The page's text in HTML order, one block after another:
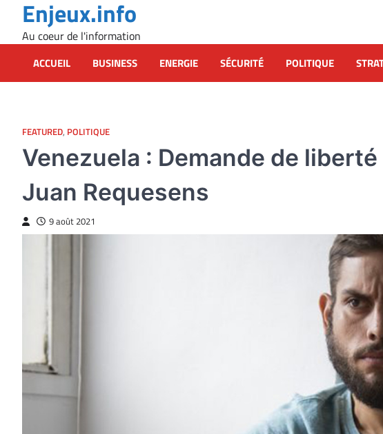
content
Enjeux.info
Au coeur de l'information
ACCUEIL BUSINESS ENERGIE SÉCURITÉ POLITIQUE
FEATURED, POLITIQUE
Venezuela : Demande de liberté
Juan Requesens
9 août 2021